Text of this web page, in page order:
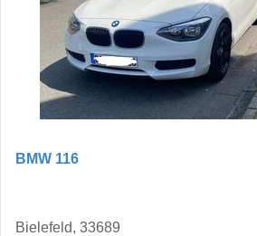
BMW 116
Bielefeld, 33689